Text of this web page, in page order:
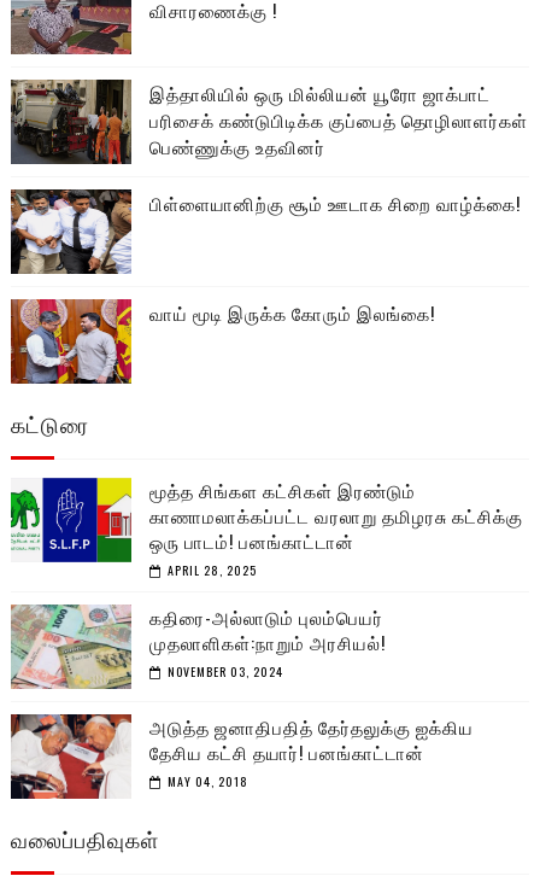
விசாரணைக்கு !
இத்தாலியில் ஒரு மில்லியன் யூரோ ஜாக்பாட்
பரிசைக் கண்டுபிடிக்க குப்பைத் தொழிலாளர்கள்
பெண்ணுக்கு உதவினர்
பிள்ளையானிற்கு சூம் ஊடாக சிறை வாழ்க்கை!
வாய் மூடி இருக்க கோரும் இலங்கை!
கட்டுரை
மூத்த சிங்கள கட்சிகள் இரண்டும்
காணாமலாக்கப்பட்ட வரலாறு தமிழரசு கட்சிக்கு
ஒரு பாடம்! பனங்காட்டான்
APRIL 28, 2025
கதிரை-அல்லாடும் புலம்பெயர்
முதலாளிகள்:நாறும் அரசியல்!
NOVEMBER 03, 2024
அடுத்த ஜனாதிபதித் தேர்தலுக்கு ஐக்கிய
தேசிய கட்சி தயார்! பனங்காட்டான்
MAY 04, 2018
வலைப்பதிவுகள்